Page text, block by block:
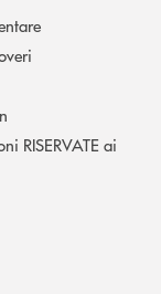
RISERVATE ai